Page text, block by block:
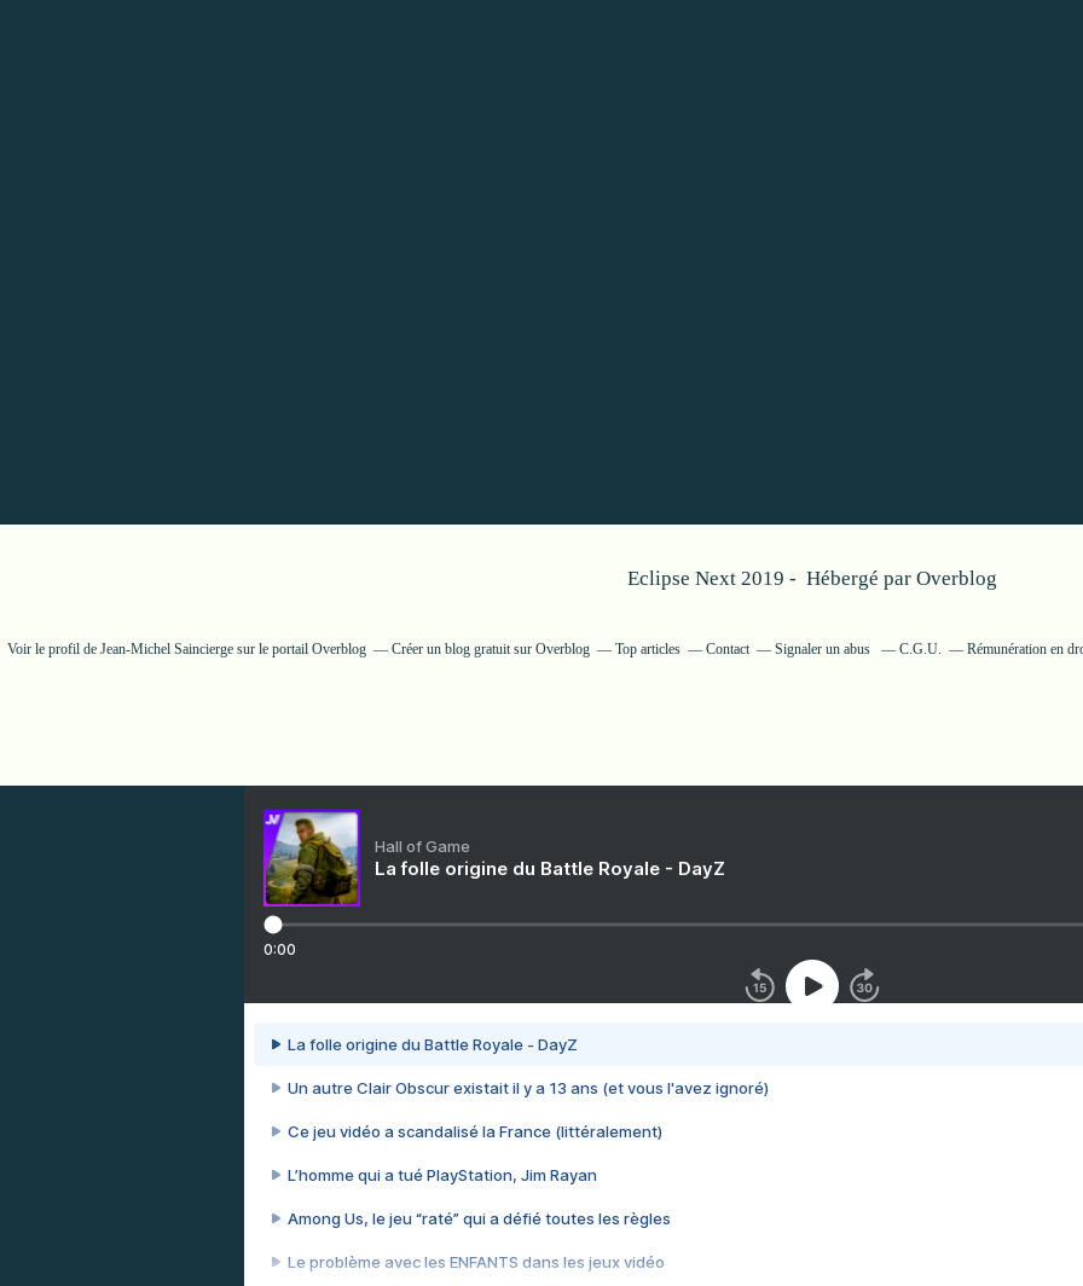
Eclipse Next 2019 - Hébergé par Overblog
Voir le profil de Jean-Michel Sainciergesur le portail Overblog Créer un blog gratuit sur Overblog Top articles Contact Signaler un abus C.G.U. Rémunération en
Hall of Game
La folle origine du Battle Royale - DayZ
0:00
La folle origine du Battle Royale - DayZ
Un autre Clair Obscur existait il y a 13 ans (et vous l'avez ignoré)
Ce jeu vidéo a scandalisé la France (littéralement)
L’homme qui a tué PlayStation, Jim Rayan
Among Us, le jeu “raté” qui a défié toutes les règles
Le problème avec les ENFANTS dans les jeux vidéo